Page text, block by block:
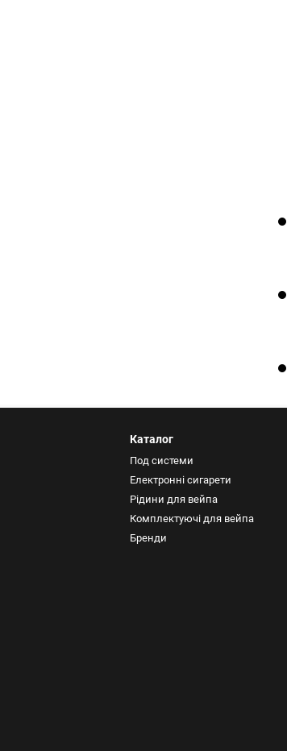
Каталог
Под системи
Електронні сигарети
Рідини для вейпа
Комплектуючі для вейпа
Бренди